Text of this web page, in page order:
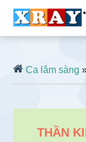
Ca lâm sàng
THẦN